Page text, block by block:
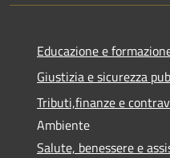
Educazione e
Giustizia e sicurezza
Tributi,finanze e
Ambiente
Salute, benessere e